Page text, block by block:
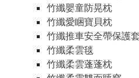
竹纖嬰童防晃枕
竹纖愛睏寶貝枕
竹纖推車安全帶保護套
竹纖柔雲毯
竹纖柔雲蓬蓬枕